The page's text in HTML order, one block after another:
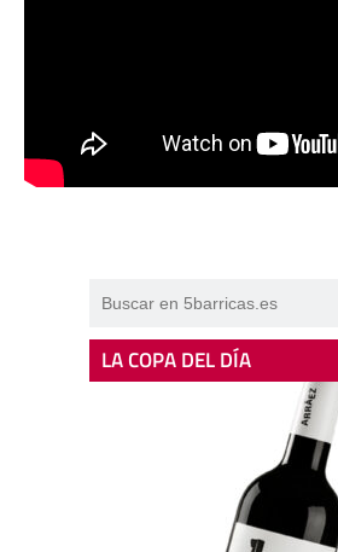
LA COPA DEL DÍA